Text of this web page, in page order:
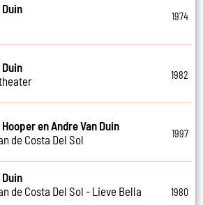
Duin
1974
Duin
1982
en Andre Van Duin
de Costa Del Sol
1997
Duin
de Costa Del Sol - Lieve Bella
1980